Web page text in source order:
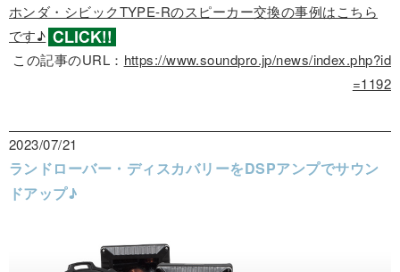
ホンダ・シビックTYPE-Rのスピーカー交換の事例はこちら
です♪
この記事のURL： https://www.soundpro.jp/news/index.php?id
=1192
2023/07/21
ランドローバー・ディスカバリーをDSPアンプでサウン
ドアップ♪